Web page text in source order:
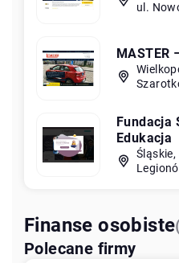
ul.
MASTER
Fundacja
Edukacja
Finanse osobiste
Polecane firmy